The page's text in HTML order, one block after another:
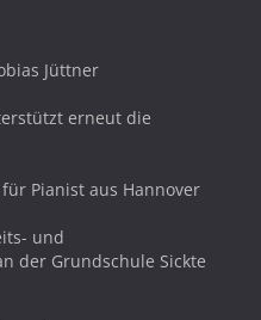
Jüttner
erneut die
Pianist aus Hannover
und
der Grundschule Sickte